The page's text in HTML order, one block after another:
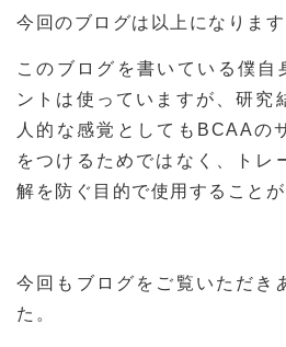
今回のブログは以上になります
このブログを書いている僕自
ントは使っていますが、研究
人的な感覚としてもBCAAの
をつけるためではなく、トレ
解を防ぐ目的で使用すること
今回もブログをご覧いただき
た。